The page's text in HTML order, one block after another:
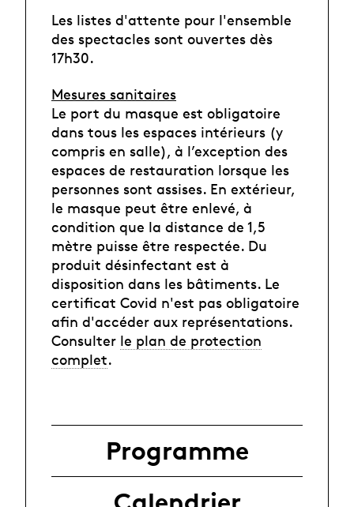
Les listes d'attente pour l'ensemble
des spectacles sont ouvertes dès
17h30.
Mesures sanitaires
Le port du masque est obligatoire
dans tous les espaces intérieurs (y
compris en salle), à l’exception des
espaces de restauration lorsque les
personnes sont assises. En extérieur,
le masque peut être enlevé, à
condition que la distance de 1,5
mètre puisse être respectée. Du
produit désinfectant est à
disposition dans les bâtiments. Le
certificat Covid n'est pas obligatoire
afin d'accéder aux représentations.
Consulter le plan de protection
complet.
Programme